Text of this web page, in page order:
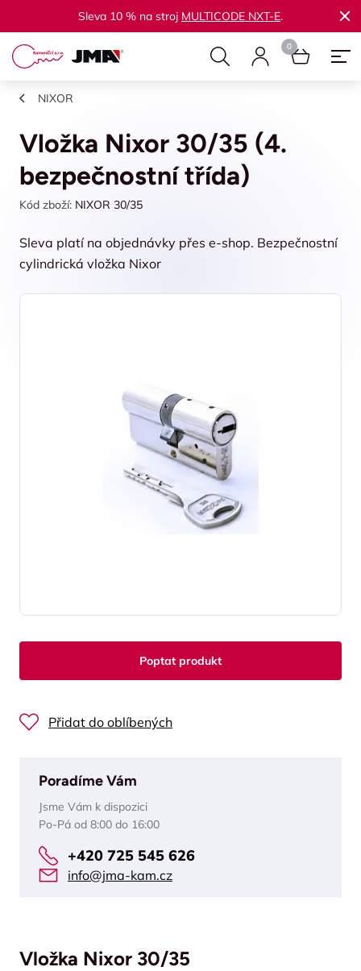
Sleva 10 % na stroj MULTICODE NXT-E.
NIXOR
Vložka Nixor 30/35 (4.
bezpečnostní třída)
Kód zboží: NIXOR 30/35
Sleva platí na objednávky přes e-shop. Bezpečnostní
cylindrická vložka Nixor
Poptat produkt
Přidat do oblíbených
Poradíme Vám
Jsme Vám k dispozici
Po-Pá od 8:00 do 16:00
+420 725 545 626
info@jma-kam.cz
Vložka Nixor 30/35